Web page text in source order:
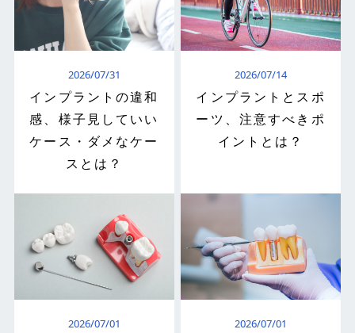
2026/07/31
インプラントの違和
感、様子見していい
ケース・ダメなケー
スとは？
2026/07/14
インプラントとスポ
ーツ、注意すべきポ
イントとは？
2026/07/01 2026/07/01